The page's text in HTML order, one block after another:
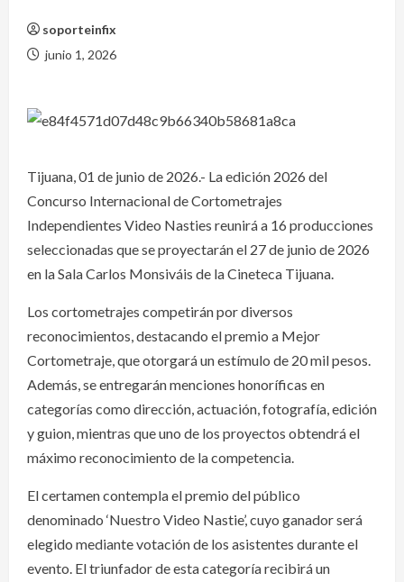
soporteinfix
junio 1, 2026
Tijuana, 01 de junio de 2026.- La edición 2026 del
Concurso Internacional de Cortometrajes
Independientes Video Nasties reunirá a 16 producciones
seleccionadas que se proyectarán el 27 de junio de 2026
en la Sala Carlos Monsiváis de la Cineteca Tijuana.
Los cortometrajes competirán por diversos
reconocimientos, destacando el premio a Mejor
Cortometraje, que otorgará un estímulo de 20 mil pesos.
Además, se entregarán menciones honoríficas en
categorías como dirección, actuación, fotografía, edición
y guion, mientras que uno de los proyectos obtendrá el
máximo reconocimiento de la competencia.
El certamen contempla el premio del público
denominado ‘Nuestro Video Nastie’, cuyo ganador será
elegido mediante votación de los asistentes durante el
evento. El triunfador de esta categoría recibirá un